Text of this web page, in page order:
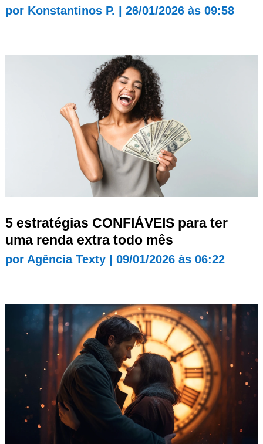
por Konstantinos P. 26/01/2026 às 09:58
5 estratégias CONFIÁVEIS para ter
uma renda extra todo mês
por Agência Texty| 09/01/2026 às 06:22